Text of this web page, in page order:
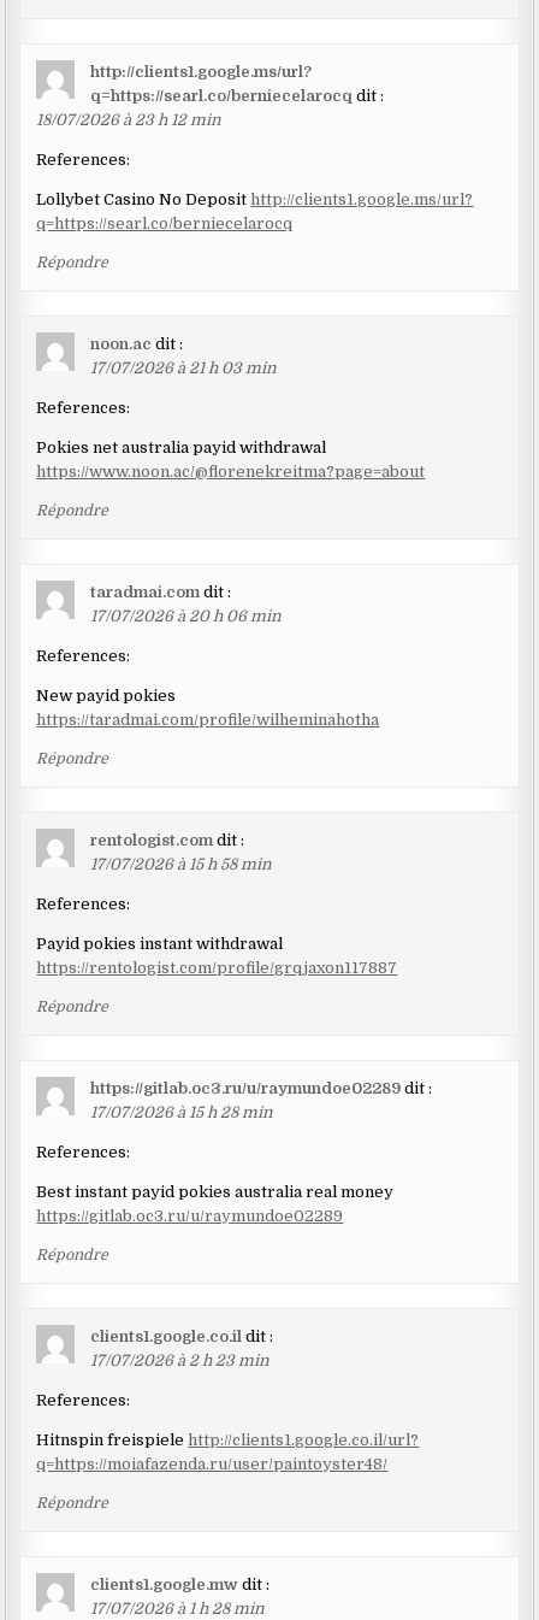
http://clients1.google.ms/url?
q=https://searl.co/berniecelarocq dit :
18/07/2026 à 23 h 12 min
References:
Lollybet Casino No Deposithttp://clients1.google.ms/url?
q=https://searl.co/berniecelarocq
Répondre
noon.ac dit :
17/07/2026 à 21 h 03 min
References:
Pokies net australia payid withdrawal
https://www.noon.ac/@florenekreitma?page=about
Répondre
taradmai.com dit :
17/07/2026 à 20 h 06 min
References:
New payid pokies
https://taradmai.com/profile/wilheminahotha
Répondre
rentologist.com dit :
17/07/2026 à 15 h 58 min
References:
Payid pokies instant withdrawal
https://rentologist.com/profile/grqjaxon117887
Répondre
https://gitlab.oc3.ru/u/raymundoe02289 dit :
17/07/2026 à 15 h 28 min
References:
Best instant payid pokies australia real money
https://gitlab.oc3.ru/u/raymundoe02289
Répondre
clients1.google.co.il dit :
17/07/2026 à 2 h 23 min
References:
Hitnspin freispiele http://clients1.google.co.il/url?
q=https://moiafazenda.ru/user/paintoyster48/
Répondre
clients1.google.mw dit :
17/07/2026 à 1 h 28 min